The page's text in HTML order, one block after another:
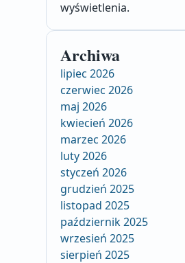
wyświetlenia.
Archiwa
lipiec 2026
czerwiec 2026
maj 2026
kwiecień 2026
marzec 2026
luty 2026
styczeń 2026
grudzień 2025
listopad 2025
październik 2025
wrzesień 2025
sierpień 2025